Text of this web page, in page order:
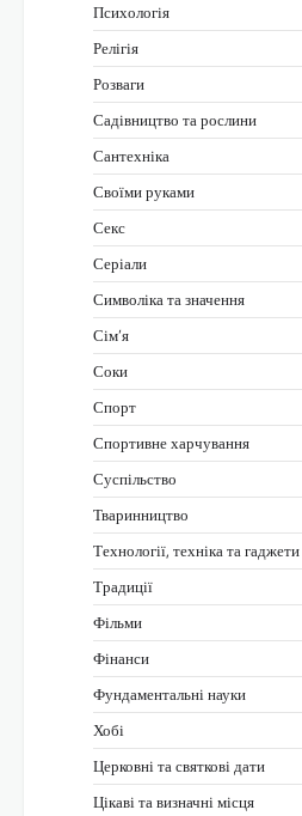
Психологія
Релігія
Розваги
Садівництво та рослини
Сантехніка
Своїми руками
Секс
Серіали
Символіка та значення
Сім’я
Соки
Спорт
Спортивне харчування
Суспільство
Тваринництво
Технології, техніка та гаджети
Традиції
Фільми
Фінанси
Фундаментальні науки
Хобі
Церковні та святкові дати
Цікаві та визначні місця